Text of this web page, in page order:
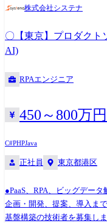
株式会社システナ
〇【東京】プロダクト
AI)
RPAエンジニア
450～800万円
C#PHPJava
正社員 東京都港区
●PaaS、RPA、ビッグデー
企画・開発、提案、導入ま
基盤構築の技術者を募集し